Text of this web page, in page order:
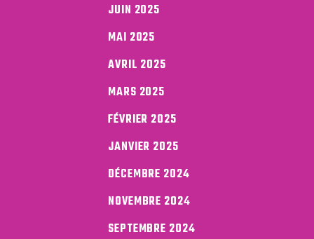
JUIN 2025
MAI 2025
AVRIL 2025
MARS 2025
FÉVRIER 2025
JANVIER 2025
DÉCEMBRE 2024
NOVEMBRE 2024
SEPTEMBRE 2024